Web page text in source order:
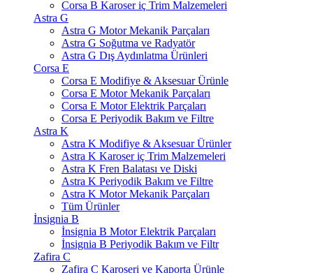
Corsa B Karoser iç Trim Malzemeleri
Astra G
Astra G Motor Mekanik Parçaları
Astra G Soğutma ve Radyatör
Astra G Dış Aydınlatma Ürünleri
Corsa E
Corsa E Modifiye & Aksesuar Ürünle
Corsa E Motor Mekanik Parçaları
Corsa E Motor Elektrik Parçaları
Corsa E Periyodik Bakım ve Filtre
Astra K
Astra K Modifiye & Aksesuar Ürünler
Astra K Karoser iç Trim Malzemeleri
Astra K Fren Balatası ve Diski
Astra K Periyodik Bakım ve Filtre
Astra K Motor Mekanik Parçaları
Tüm Ürünler
İnsignia B
İnsignia B Motor Elektrik Parçaları
İnsignia B Periyodik Bakım ve Filtr
Zafira C
Zafira C Karoseri ve Kaporta Ürünle